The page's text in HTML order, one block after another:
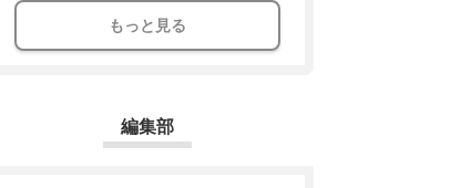
もっと見る
編集部